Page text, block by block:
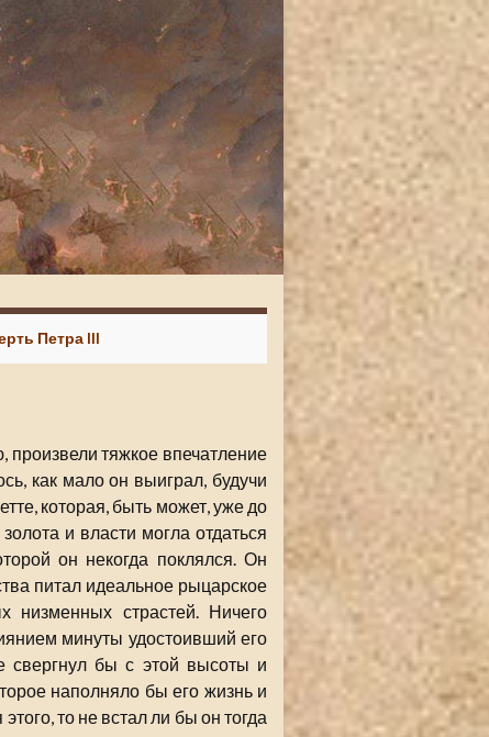
Петра III
тяжкое впечатление
как мало он выиграл, будучи
которая, быть может, уже до
и власти могла отдаться
он некогда поклялся. Он
питал идеальное рыцарское
низменных страстей. Ничего
минуты удостоивший его
свергнул бы с этой высоты и
наполняло бы его жизнь и
то не встал ли бы он тогда